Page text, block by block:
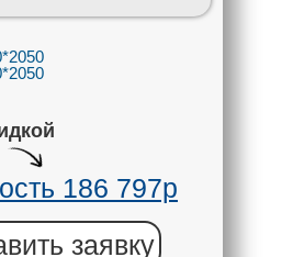
186 797р
заявку